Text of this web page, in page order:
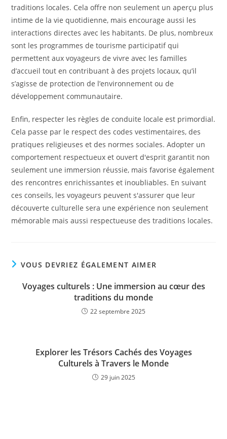
traditions locales. Cela offre non seulement un aperçu plus
intime de la vie quotidienne, mais encourage aussi les
interactions directes avec les habitants. De plus, nombreux
sont les programmes de tourisme participatif qui
permettent aux voyageurs de vivre avec les familles
d’accueil tout en contribuant à des projets locaux, qu’il
s’agisse de protection de l’environnement ou de
développement communautaire.
Enfin, respecter les règles de conduite locale est primordial.
Cela passe par le respect des codes vestimentaires, des
pratiques religieuses et des normes sociales. Adopter un
comportement respectueux et ouvert d'esprit garantit non
seulement une immersion réussie, mais favorise également
des rencontres enrichissantes et inoubliables. En suivant
ces conseils, les voyageurs peuvent s'assurer que leur
découverte culturelle sera une expérience non seulement
mémorable mais aussi respectueuse des traditions locales.
VOUS DEVRIEZ ÉGALEMENT AIMER
Voyages culturels : Une immersion au cœur des
traditions du monde
22 septembre 2025
Explorer les Trésors Cachés des Voyages
Culturels à Travers le Monde
29 juin 2025